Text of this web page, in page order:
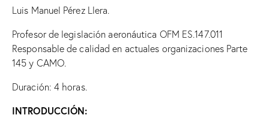
Luis Manuel Pérez Llera.
Profesor de legislación aeronáutica OFM ES.147.011
Responsable de calidad en actuales organizaciones Parte
145 y CAMO.
Duración: 4 horas.
INTRODUCCIÓN: